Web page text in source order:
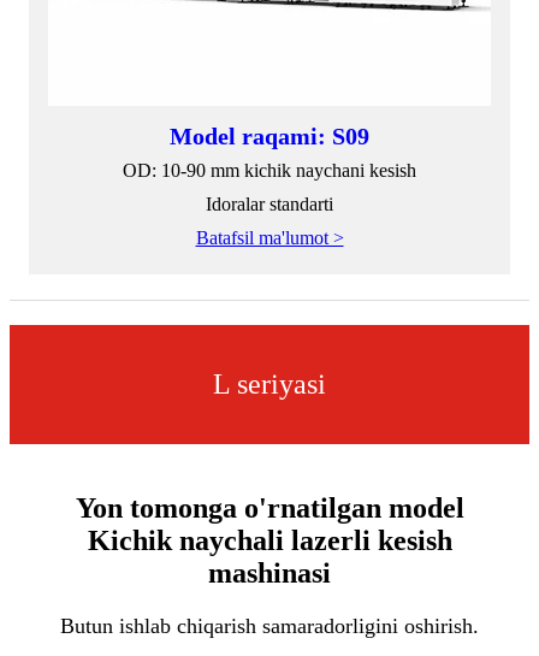
Model raqami: S09
OD: 10-90 mm kichik naychani kesish
Idoralar standarti
Batafsil ma'lumot >
L seriyasi
Yon tomonga o'rnatilgan model
Kichik naychali lazerli kesish
mashinasi
Butun ishlab chiqarish samaradorligini oshirish.